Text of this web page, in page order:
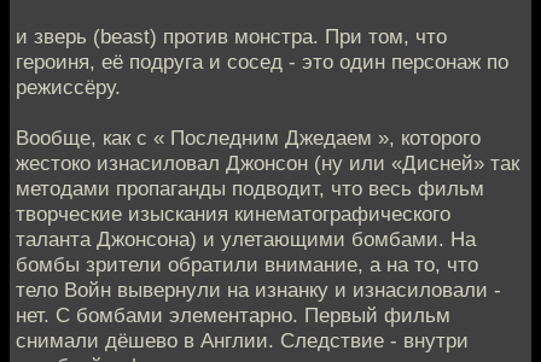
и зверь (beast) против монстра. При том, что
героиня, её подруга и сосед - это один персонаж по
режиссёру.
Вообще, как с « Последним Джедаем », которого
жестоко изнасиловал Джонсон (ну или «Дисней» так
методами пропаганды подводит, что весь фильм
творческие изыскания кинематографического
таланта Джонсона) и улетающими бомбами. На
бомбы зрители обратили внимание, а на то, что
тело Войн вывернули на изнанку и изнасиловали -
нет. С бомбами элементарно. Первый фильм
снимали дёшево в Англии. Следствие - внутри